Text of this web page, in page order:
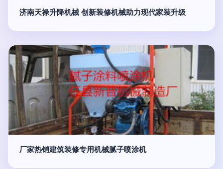
济南天禄升降机械 创新装修机械助力现代家装升级
厂家热销建筑装修专用机械腻子喷涂机